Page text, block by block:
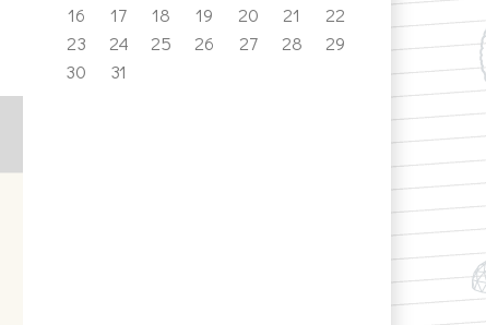
16
17 18 19 20 21
22
23
24 25 26 27 28
29
30
31